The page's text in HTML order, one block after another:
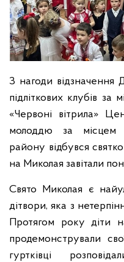
З нагоди відзначення
підліткових клубів
«Червоні вітрила»
молоддю за місцем
району відбувся
на Миколая завітали
Свято Миколая є
дітвори, яка з
Протягом року діти
продемонстрували
гуртківці